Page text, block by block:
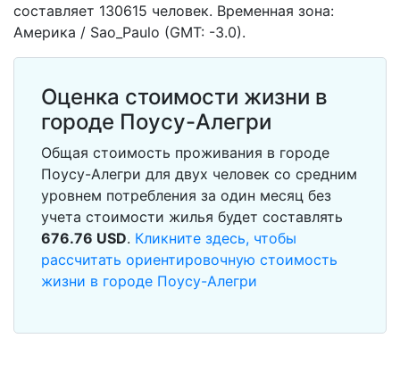
составляет 130615 человек. Временная зона:
Америка / Sao_Paulo (GMT: -3.0).
Оценка стоимости жизни в
городе Поусу-Алегри
Общая стоимость проживания в городе
Поусу-Алегри для двух человек со средним
уровнем потребления за один месяц без
учета стоимости жилья будет составлять
676.76 USD. Кликните здесь, чтобы
рассчитать ориентировочную стоимость
жизни в городе Поусу-Алегри